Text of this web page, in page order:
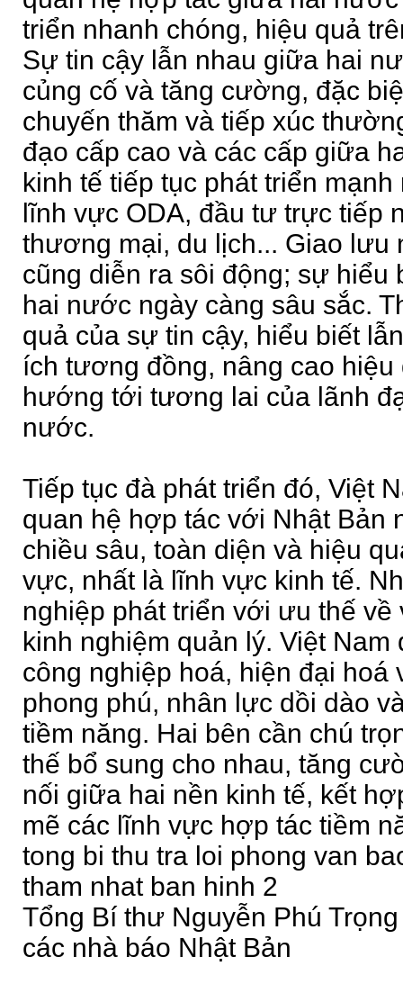
triển nhanh chóng, hiệu quả
Sự tin cậy lẫn nhau giữa hai
củng cố và tăng cường, đặc
chuyến thăm và tiếp xúc
đạo cấp cao và các cấp giữa
kinh tế tiếp tục phát triển
lĩnh vực ODA, đầu tư trực tiếp
thương mại, du lịch... Giao lưu
cũng diễn ra sôi động; sự hiểu
hai nước ngày càng sâu sắc.
quả của sự tin cậy, hiểu biết
ích tương đồng, nâng cao
hướng tới tương lai của lãnh
nước.
Tiếp tục đà phát triển đó, Việt
quan hệ hợp tác với Nhật Bản
chiều sâu, toàn diện và hiệu
vực, nhất là lĩnh vực kinh tế.
nghiệp phát triển với ưu thế về
kinh nghiệm quản lý. Việt
công nghiệp hoá, hiện đại hoá
phong phú, nhân lực dồi dào
tiềm năng. Hai bên cần chú
thế bổ sung cho nhau, tăng
nối giữa hai nền kinh tế, kết
mẽ các lĩnh vực hợp tác tiềm
tong bi thu tra loi phong van
tham nhat ban hinh 2
Tổng Bí thư Nguyễn Phú
các nhà báo Nhật Bản